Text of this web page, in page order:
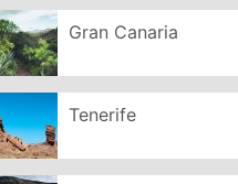
Gran Canaria
Tenerife